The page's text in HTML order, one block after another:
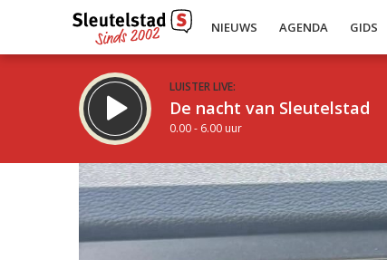
NIEUWS AGENDA GIDS
LUISTER LIVE:
De nacht van Sleutelstad
0.00 - 6.00 uur